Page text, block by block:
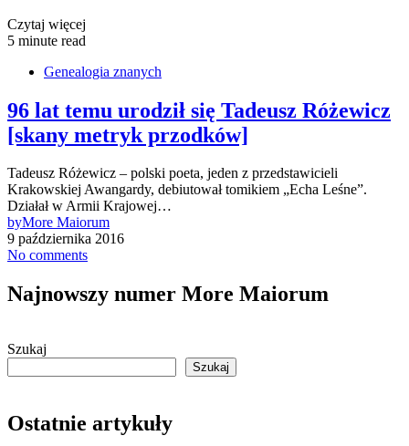
Czytaj więcej
5 minute read
Genealogia znanych
96 lat temu urodził się Tadeusz Różewicz
[skany metryk przodków]
Tadeusz Różewicz – polski poeta, jeden z przedstawicieli
Krakowskiej Awangardy, debiutował tomikiem „Echa Leśne”.
Działał w Armii Krajowej…
byMore Maiorum
9 października 2016
No comments
Najnowszy numer More Maiorum
Szukaj
Szukaj
Ostatnie artykuły